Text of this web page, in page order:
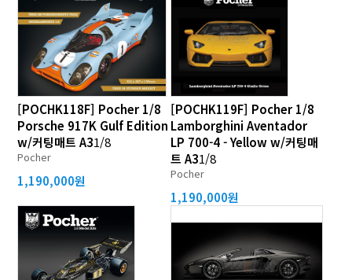
[POCHK118F] Pocher 1/8
Porsche 917K Gulf Edition
w/커팅매트 A31/8
Pocher
1,190,000원
[POCHK119F] Pocher 1/8
Lamborghini Aventador
LP 700-4 - Yellow w/커팅매
트 A31/8
Pocher
1,190,000원